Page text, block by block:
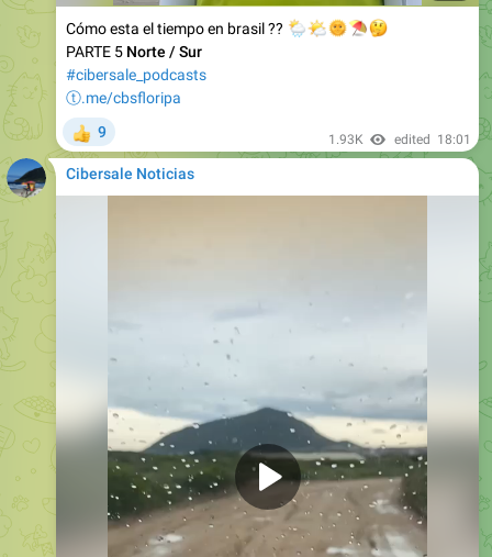
Cómo esta el tiempo en brasil ??
🌦
🌤
🌞
⛱
🤔
PARTE 5 Norte / Sur
#cibersale_podcasts
ⓣ.me/cbsfloripa
9 1.93K edited 18:01
Cibersale Noticias